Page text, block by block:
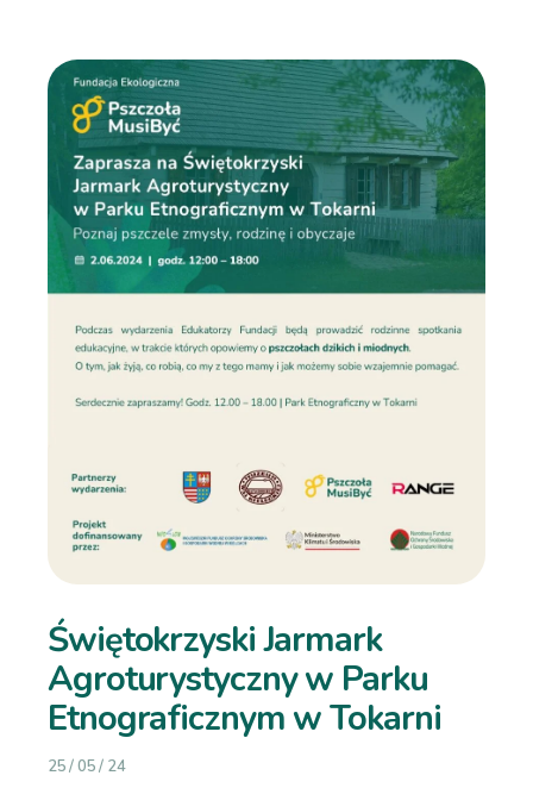
Świętokrzyski Jarmark
Agroturystyczny w Parku
Etnograficznym w Tokarni
25 / 05 / 24